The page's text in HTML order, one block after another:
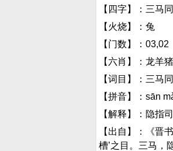
【四字】：三马
【火烧】：兔
【门数】：03,02
【六肖】：龙羊
【词目】：三马
【拼音】：sān
【解释】：隐指
【出自】：《晋
槽’之目。三马，